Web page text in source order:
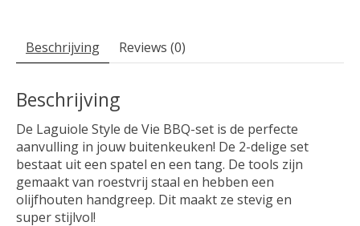
Beschrijving Reviews (0)
Beschrijving
De Laguiole Style de Vie BBQ-set is de perfecte
aanvulling in jouw buitenkeuken! De 2-delige set
bestaat uit een spatel en een tang. De tools zijn
gemaakt van roestvrij staal en hebben een
olijfhouten handgreep. Dit maakt ze stevig en
super stijlvol!